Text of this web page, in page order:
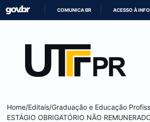
CONTEÚDO
COMUNICA BR ACESSO À
Home/Editais/Graduação e Educação
ESTÁGIO OBRIGATÓRIO NÃO